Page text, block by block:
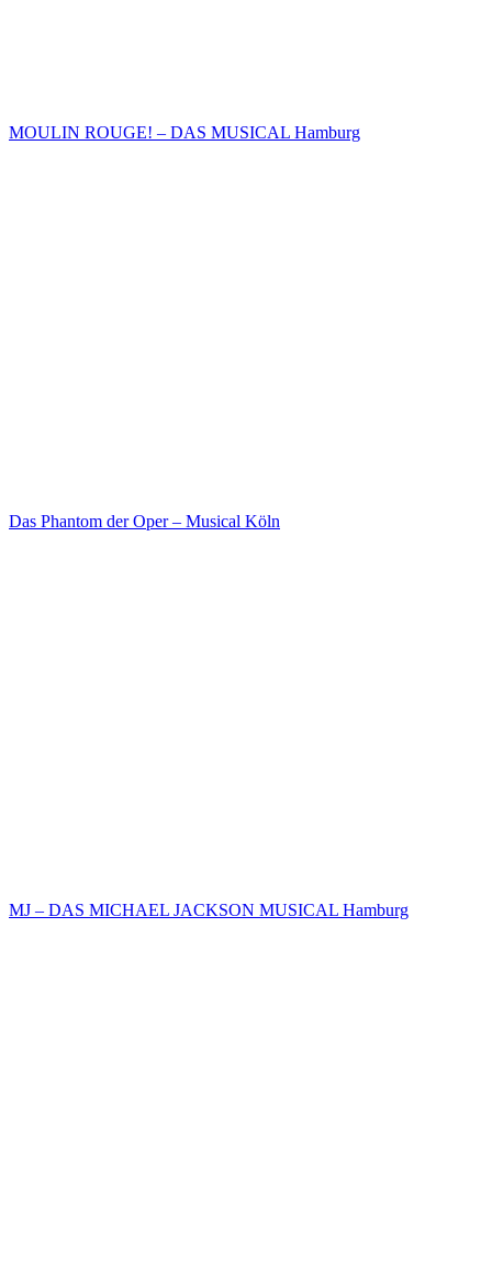
MOULIN ROUGE! – DAS MUSICAL Hamburg
Das Phantom der Oper – Musical Köln
MJ – DAS MICHAEL JACKSON MUSICAL Hamburg